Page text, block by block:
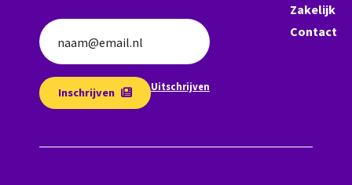
naam@email.nl
Inschrijven Uitschrijven
Zakelijk
Contact